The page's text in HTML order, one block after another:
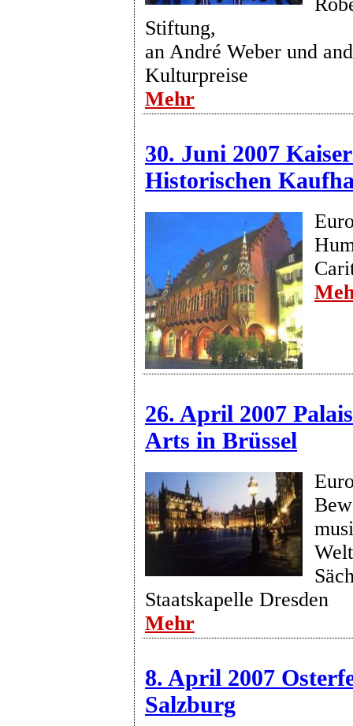
Stiftung,
an André Weber und
Kulturpreise
Mehr
30. Juni 2007
Historischen
26. April 2007
Arts in Brüssel
Staatskapelle Dresden
Mehr
8. April 2007
Salzburg